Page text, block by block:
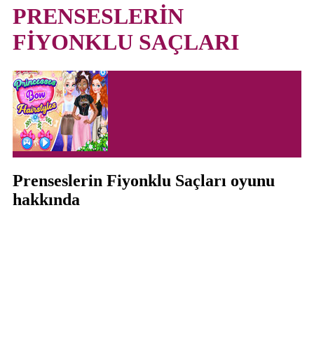
PRENSESLERİN
FİYONKLU SAÇLARI
Prenseslerin Fiyonklu Saçları oyunu
hakkında